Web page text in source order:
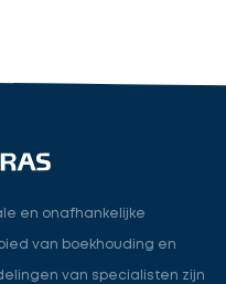
en onafhankelijke
van boekhouding en
van specialisten zijn